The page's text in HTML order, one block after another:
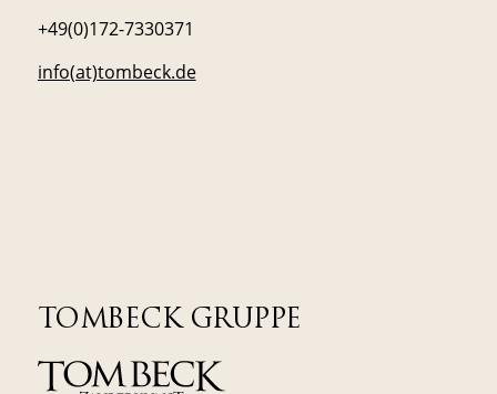
+49(0)172-7330371
info(at)tombeck.de
TOMBECK GRUPPE